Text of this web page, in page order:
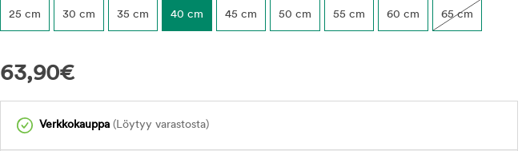
25 cm 30 cm 35 cm 40 cm 45 cm 50 cm 55 cm 60 cm 65 cm
63,90€
Verkkokauppa (Löytyy varastosta)